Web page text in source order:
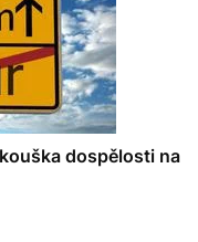
dospělosti na